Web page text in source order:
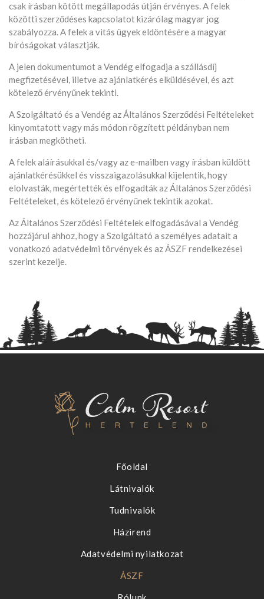
csak írásban kötött megállapodás útján érvényes. A felek
közötti szerződéses kapcsolatot kizárólag magyar jog
szabályozza. A felek a vitás ügyek eldöntésére a magyar
bíróságokat választják.
A jelen dokumentumot a Vendég elfogadja a szállásdíj
megfizetésével, illetve az ajánlatkérés elküldésével, és azt
kötelező érvényűnek tekinti.
A Szolgáltató és a Vendég az Általános Szerződési Feltételeket
kinyomtatott vagy más módon rögzített példányban nem
írásban megkötheti.
A felek aláírásukkal és/vagy az e-mailben vagy írásban küldött
ajánlatkérésükkel és visszaigazolásukkal kijelentik, hogy
elolvasták, megértették és elfogadták az Általános Szerződési
Feltételeket, és kötelező érvényűnek tekintik azokat.
Az Általános Szerződési Feltételek elfogadásával a Vendég
hozzájárul ahhoz, hogy a Szolgáltató a személyes adatait a
vonatkozó adatvédelmi törvények és az ÁSZF rendelkezései
szerint kezelje.
Főoldal
Látnivalók
Tudnivalók
Házirend
Adatvédelmi nyilatkozat
ÁSZF